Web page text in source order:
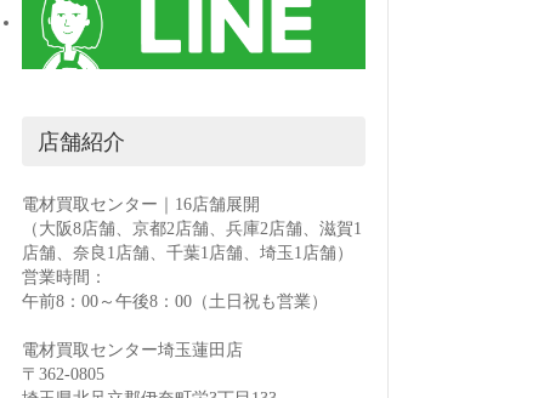
店舗紹介
電材買取センター｜16店舗展開
（大阪8店舗、京都2店舗、兵庫2店舗、滋賀1
店舗、奈良1店舗、千葉1店舗、埼玉1店舗）
営業時間：
午前8：00～午後8：00（土日祝も営業）
電材買取センター埼玉蓮田店
〒362-0805